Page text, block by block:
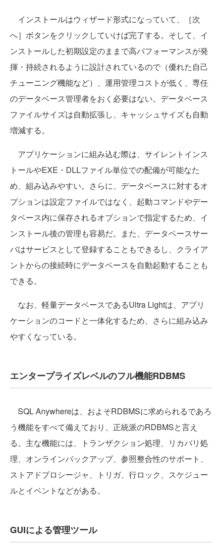
インストールはウィザード形式になっていて、［次
へ］ボタンをクリックしていけば完了する。そして、イ
ンストールした初期設定のままで高パフォーマンスが発
揮・持続されるように設計されているので（優れた自己
チューニング機能など）、運用管理コストが低く、専任
のデータベース管理者をおく必要はない。データベース
ファイルサイズは自動拡張し、キャッシュサイズも自動
増減する。
アプリケーションに組み込む際は、サイレントインス
トールやEXE・DLLファイル単位での配備が可能なた
め、組み込みやすい。さらに、データベースに対するオ
プションは設定ファイルではなく、起動コマンドやデー
タベース内に保存されるオプションで指定するため、イ
ンストール後の管理も容易だ。また、データベースサー
バはサービスとして登録することもできるし、クライア
ントからの接続時にデータベースを自動起動することも
できる。
なお、軽量データベースであるUltra Lightは、アプリ
ケーションのコードと一体化するため、さらに組み込み
やすくなっている。
エンタープライズレベルのフル機能RDBMS
SQL Anywhereは、およそRDBMSに求められるであろ
う機能をすべて備えており、正統派のRDBMSと言え
る。主な機能には、トランザクション処理、リカバリ処
理、オンラインバックアップ、参照整合性のサポート、
ストアドプロシージャ、トリガ、行ロック、スケジュー
ルとイベントなどがある。
GUIによる管理ツール